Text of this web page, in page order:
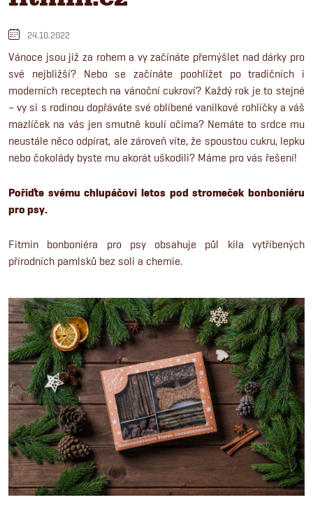
24.10.2022
Vánoce jsou již za rohem a vy začínáte přemýšlet nad dárky pro
své nejbližší? Nebo se začínáte poohlížet po tradičních i
moderních receptech na vánoční cukroví? Každý rok je to stejné
– vy si s rodinou dopřáváte své oblíbené vanilkové rohlíčky a váš
mazlíček na vás jen smutně koulí očima? Nemáte to srdce mu
neustále něco odpírat, ale zároveň víte, že spoustou cukru, lepku
nebo čokolády byste mu akorát uškodili? Máme pro vás řešení!
Pořiďte svému chlupáčovi letos pod stromeček bonboniéru
pro psy.
Fitmin bonboniéra pro psy obsahuje půl kila vytříbených
přírodních pamlsků bez soli a chemie.